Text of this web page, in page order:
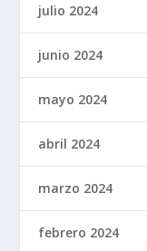
julio 2024
junio 2024
mayo 2024
abril 2024
marzo 2024
febrero 2024